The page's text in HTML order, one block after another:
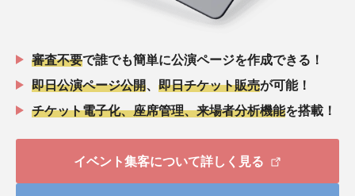
審査不要で誰でも簡単に公演ページを作成できる！
即日公演ページ公開
即日チケット販売が可能！
チケット電子化、座席管理、来場者分析機能を搭載！
イベント集客について詳しく見る